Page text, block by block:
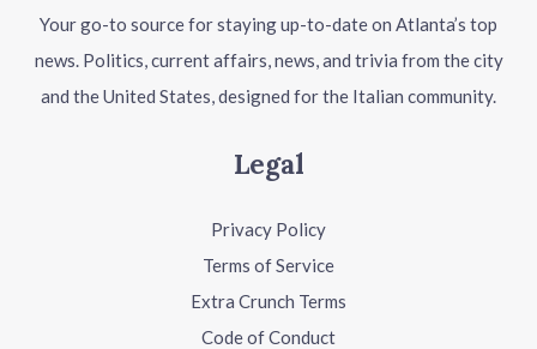
Your go-to source for staying up-to-date on Atlanta’s top
news. Politics, current affairs, news, and trivia from the city
and the United States, designed for the Italian community.
Legal
Privacy Policy
Terms of Service
Extra Crunch Terms
Code of Conduct